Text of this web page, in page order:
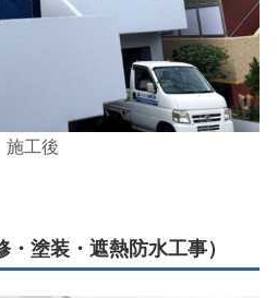
施工後
塗装・遮熱防水工事）